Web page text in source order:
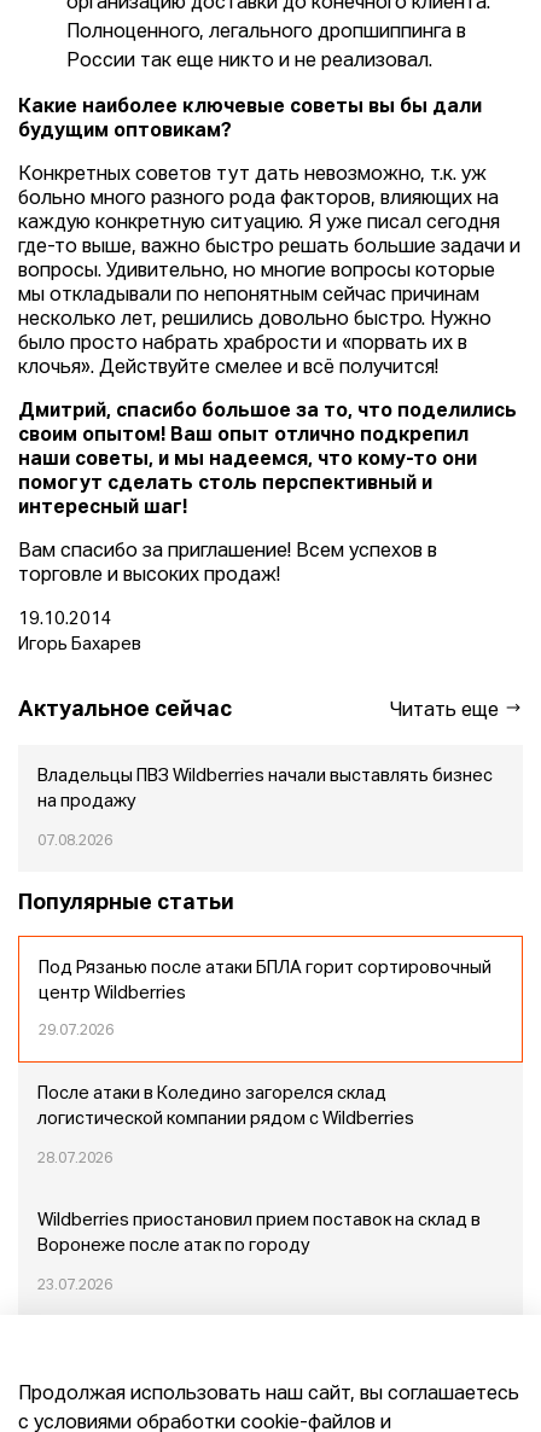
Полноценного, легального дропшиппинга в
России так еще никто и не реализовал.
Какие наиболее ключевые советы вы бы дали
будущим оптовикам?
Конкретных советов тут дать невозможно, т.к. уж
больно много разного рода факторов, влияющих на
каждую конкретную ситуацию. Я уже писал сегодня
где-то выше, важно быстро решать большие задачи и
вопросы. Удивительно, но многие вопросы которые
мы откладывали по непонятным сейчас причинам
несколько лет, решились довольно быстро. Нужно
было просто набрать храбрости и «порвать их в
клочья». Действуйте смелее и всё получится!
Дмитрий, спасибо большое за то, что поделились
своим опытом! Ваш опыт отлично подкрепил
наши советы, и мы надеемся, что кому-то они
помогут сделать столь перспективный и
интересный шаг!
Вам спасибо за приглашение! Всем успехов в
торговле и высоких продаж!
19.10.2014
Игорь Бахарев
Актуальное сейчас Читать еще
Владельцы ПВЗ Wildberries начали выставлять бизнес
на продажу
07.08.2026
Популярные статьи
Под Рязанью после атаки БПЛА горит сортировочный
центр Wildberries
29.07.2026
После атаки в Коледино загорелся склад
логистической компании рядом с Wildberries
28.07.2026
Wildberries приостановил прием поставок на склад в
Воронеже после атак по городу
23.07.2026
Продолжая использовать наш сайт, вы соглашаетесь
с условиями обработки cookie-файлов и